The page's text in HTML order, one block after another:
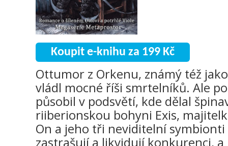
Koupit e-knihu za 199 Kč
Ottumor z Orkenu, známý též
vládl mocné říši smrtelníků. Ale
působil v podsvětí, kde dělal
riiberionskou bohyni Exis,
On a jeho tři neviditelní
zastrašují a likvidují konkurenci,